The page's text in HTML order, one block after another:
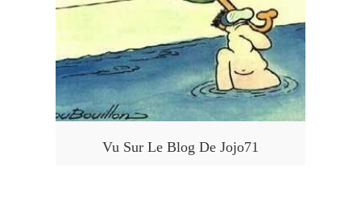
Vu Sur Le Blog De Jojo71